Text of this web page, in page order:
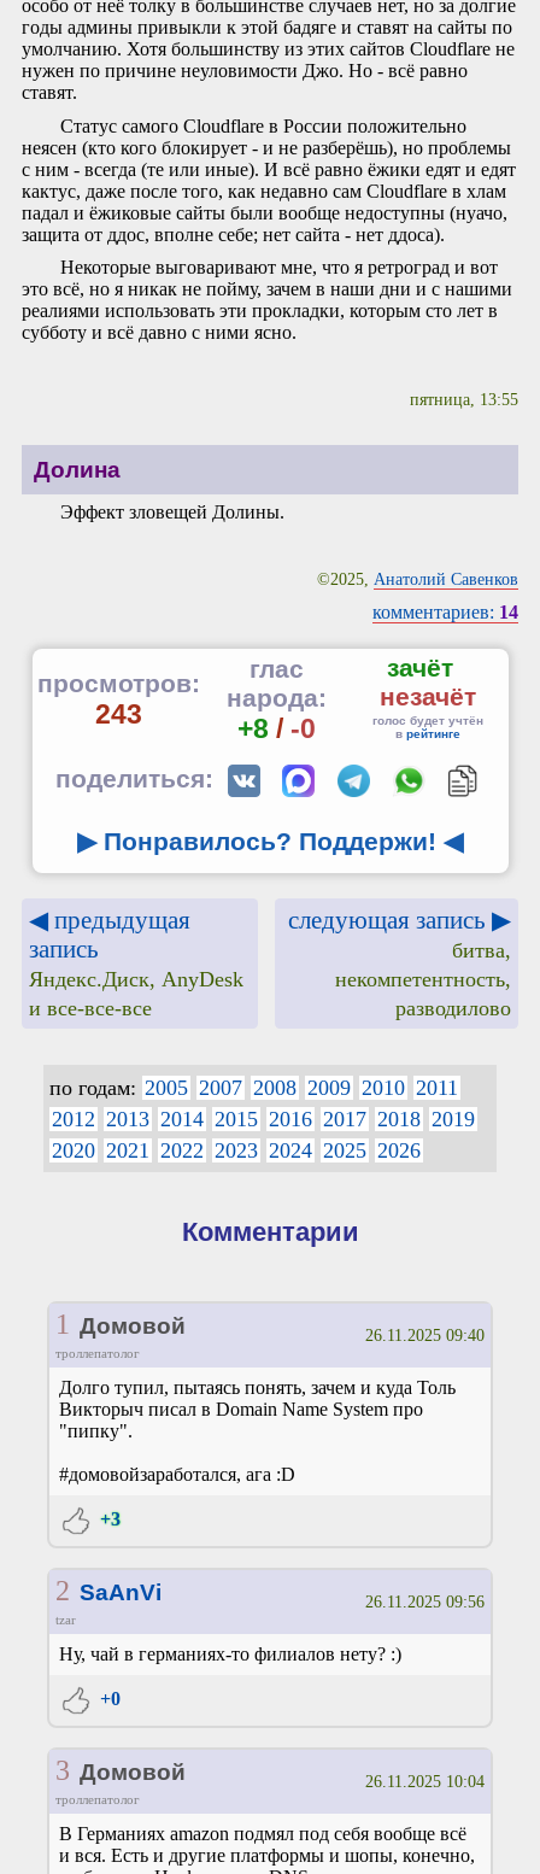
особо от неё толку в большинстве случаев нет, но за долгие
годы админы привыкли к этой бадяге и ставят на сайты по
умолчанию. Хотя большинству из этих сайтов Cloudflare не
нужен по причине неуловимости Джо. Но - всё равно
ставят.
Статус самого Cloudflare в России положительно
неясен (кто кого блокирует - и не разберёшь), но проблемы
с ним - всегда (те или иные). И всё равно ёжики едят и едят
кактус, даже после того, как недавно сам Cloudflare в хлам
падал и ёжиковые сайты были вообще недоступны (нуачо,
защита от ддос, вполне себе; нет сайта - нет ддоса).
Некоторые выговаривают мне, что я ретроград и вот
это всё, но я никак не пойму, зачем в наши дни и с нашими
реалиями использовать эти прокладки, которым сто лет в
субботу и всё давно с ними ясно.
пятница, 13:55
Долина
Эффект зловещей Долины.
©2025, Анатолий Савенков
комментариев: 14
просмотров:
243
глас
народа:
+8 / -0
зачёт
незачёт
голос будет учтён
в рейтинге
поделиться:
▶ Понравилось? Поддержи! ◀
◀ предыдущая
запись
Яндекс.Диск, AnyDesk
и все-все-все
следующая запись ▶
битва,
некомпетентность,
разводилово
по годам: 2005 2007 2008 2009 2010 2011
2012 2013 2014 2015 2016 2017 2018 2019
2020 2021 2022 2023 2024 2025 2026
Комментарии
1 Домовой
троллепатолог
26.11.2025 09:40
Долго тупил, пытаясь понять, зачем и куда Толь
Викторыч писал в Domain Name System про
"пипку".
#домовойзаработался, ага :D
+3
2 SaAnVi
tzar
26.11.2025 09:56
Ну, чай в германиях-то филиалов нету? :)
+0
3 Домовой
троллепатолог
26.11.2025 10:04
В Германиях amazon подмял под себя вообще всё
и вся. Есть и другие платформы и шопы, конечно,